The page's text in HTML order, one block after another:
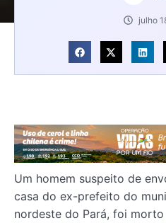
julho
Um homem suspeito de
casa do ex-prefeito do
nordeste do Pará, foi